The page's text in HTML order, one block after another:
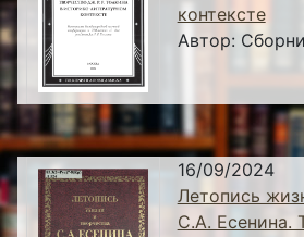
контексте
Автор:
16/09/2024
Летопись
С.А. Есенина.